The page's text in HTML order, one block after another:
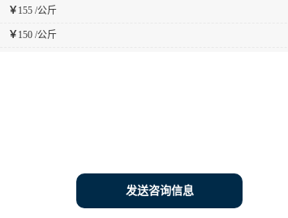
￥ 155 /公斤
￥ 150 /公斤
发送咨询信息